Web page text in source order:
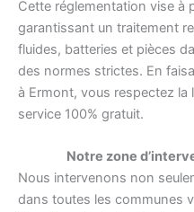
Cette réglementation vise à
garantissant un traitement
fluides, batteries et pièces
des normes strictes. En
à Ermont, vous respectez la
service 100% gratuit.
Notre zone
Nous intervenons non
dans toutes les communes